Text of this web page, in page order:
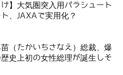
け】大気圏突入用パラシュート
、JAXAで実用化？
（たかいちさなえ）総裁、爆
史上初の女性総理が誕生しそ